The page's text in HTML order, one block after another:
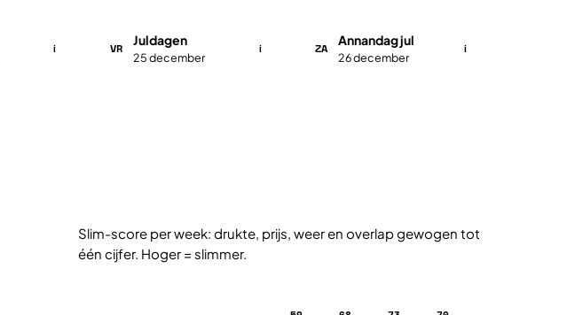
i VR
Juldagen
25 december
i ZA
Annandag jul
26 december
i
Slim-score per week: drukte, prijs, weer en overlap gewogen tot
één cijfer. Hoger = slimmer.